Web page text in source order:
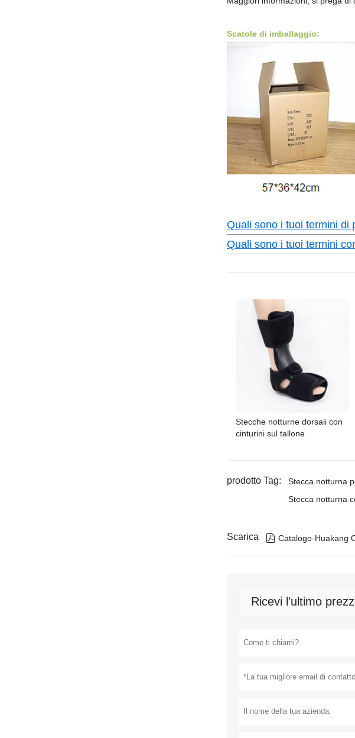
Scatole di imballaggio:
Quali sono i tuoi termini di
Quali sono i tuoi termini
Stecche notturne dorsali con
cinturini sul tallone
prodotto Tag: Stecca notturna
Stecca notturna
Scarica  Catalogo-Huakang
Ricevi l'ultimo